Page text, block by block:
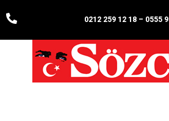
0212 259 12 18– 0555